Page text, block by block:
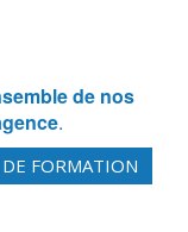
de nos
.
FORMATION